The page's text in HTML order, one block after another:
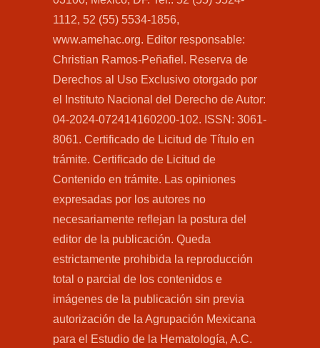
1112, 52 (55) 5534-1856,
www.amehac.org. Editor responsable:
Christian Ramos-Peñafiel. Reserva de
Derechos al Uso Exclusivo otorgado por
el Instituto Nacional del Derecho de Autor:
04-2024-072414160200-102. ISSN: 3061-
8061. Certificado de Licitud de Título en
trámite. Certificado de Licitud de
Contenido en trámite. Las opiniones
expresadas por los autores no
necesariamente reflejan la postura del
editor de la publicación. Queda
estrictamente prohibida la reproducción
total o parcial de los contenidos e
imágenes de la publicación sin previa
autorización de la Agrupación Mexicana
para el Estudio de la Hematología, A.C.